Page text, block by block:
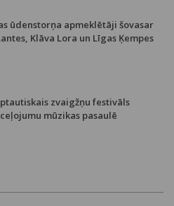
ūdenstorņa apmeklētāji šovasar
Klāva Lora un Līgas Ķempes
zvaigžņu festivāls
mūzikas pasaulē